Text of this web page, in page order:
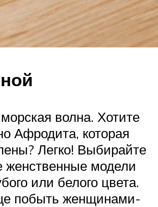
волна. Хотите
Афродита, которая
Легко! Выбирайте
женственные модели
или белого цвета.
побыть женщинами-